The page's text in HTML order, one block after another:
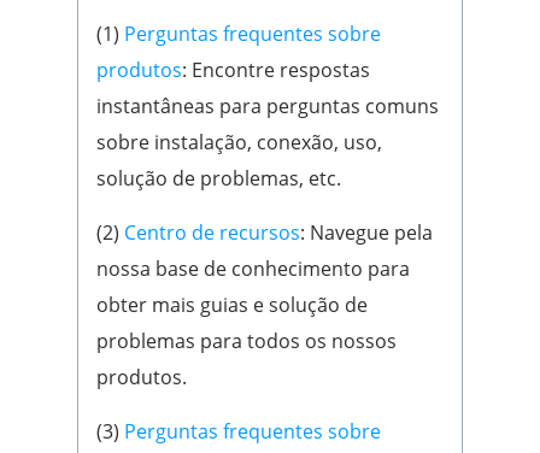
(1) Perguntas frequentes sobre
produtos: Encontre respostas
instantâneas para perguntas comuns
sobre instalação, conexão, uso,
solução de problemas, etc.
(2) Centro de recursos: Navegue pela
nossa base de conhecimento para
obter mais guias e solução de
problemas para todos os nossos
produtos.
(3) Perguntas frequentes sobre